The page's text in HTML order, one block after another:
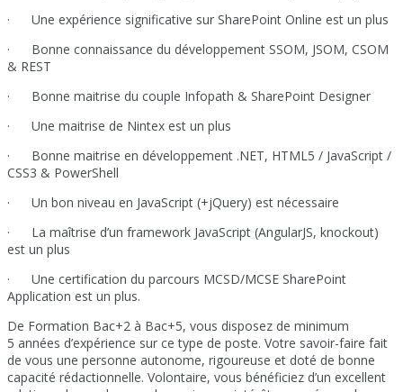
· Une expérience significative sur SharePoint Online est un plus
· Bonne connaissance du développement SSOM, JSOM, CSOM
& REST
· Bonne maitrise du couple Infopath & SharePoint Designer
· Une maitrise de Nintex est un plus
· Bonne maitrise en développement .NET, HTML5 / JavaScript /
CSS3 & PowerShell
· Un bon niveau en JavaScript (+jQuery) est nécessaire
· La maîtrise d’un framework JavaScript (AngularJS, knockout)
est un plus
· Une certification du parcours MCSD/MCSE SharePoint
Application est un plus.
De Formation Bac+2 à Bac+5, vous disposez de minimum
5 années d’expérience sur ce type de poste. Votre savoir-faire fait
de vous une personne autonome, rigoureuse et doté de bonne
capacité rédactionnelle. Volontaire, vous bénéficiez d’un excellent